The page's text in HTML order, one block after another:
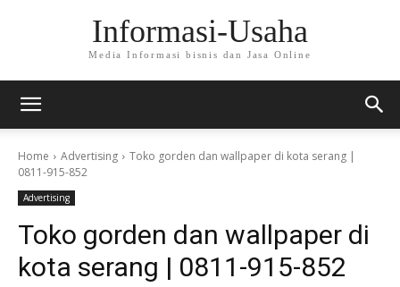
Informasi-Usaha
Media Informasi bisnis dan Jasa Online
Home Advertising
Toko gorden dan wallpaper di kota serang |
0811-915-852
Advertising
Toko gorden dan wallpaper di
kota serang | 0811-915-852